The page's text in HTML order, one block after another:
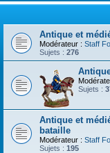
Antique et
Modérateur : Staff
Sujets : 276
Sujets :
Antique et
bataille
Modérateur : Staff
Sujets : 195